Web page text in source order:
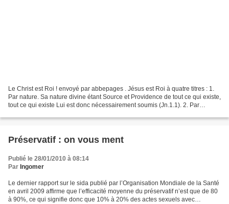
Le Christ est Roi ! envoyé par abbepages . Jésus est Roi à quatre titres : 1.
Par nature. Sa nature divine étant Source et Providence de tout ce qui existe,
tout ce qui existe Lui est donc nécessairement soumis (Jn.1.1). 2. Par
Préservatif : on vous ment
Publié le 28/01/2010 à 08:14
Par Ingomer
Le dernier rapport sur le sida publié par l’Organisation Mondiale de la Santé
en avril 2009 affirme que l’efficacité moyenne du préservatif n’est que de 80
à 90%, ce qui signifie donc que 10% à 20% des actes sexuels avec